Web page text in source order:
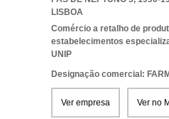
LISBOA
Comércio a retalho de
estabelecimentos
UNIP
Designação comercial:
Ver empresa Ver no